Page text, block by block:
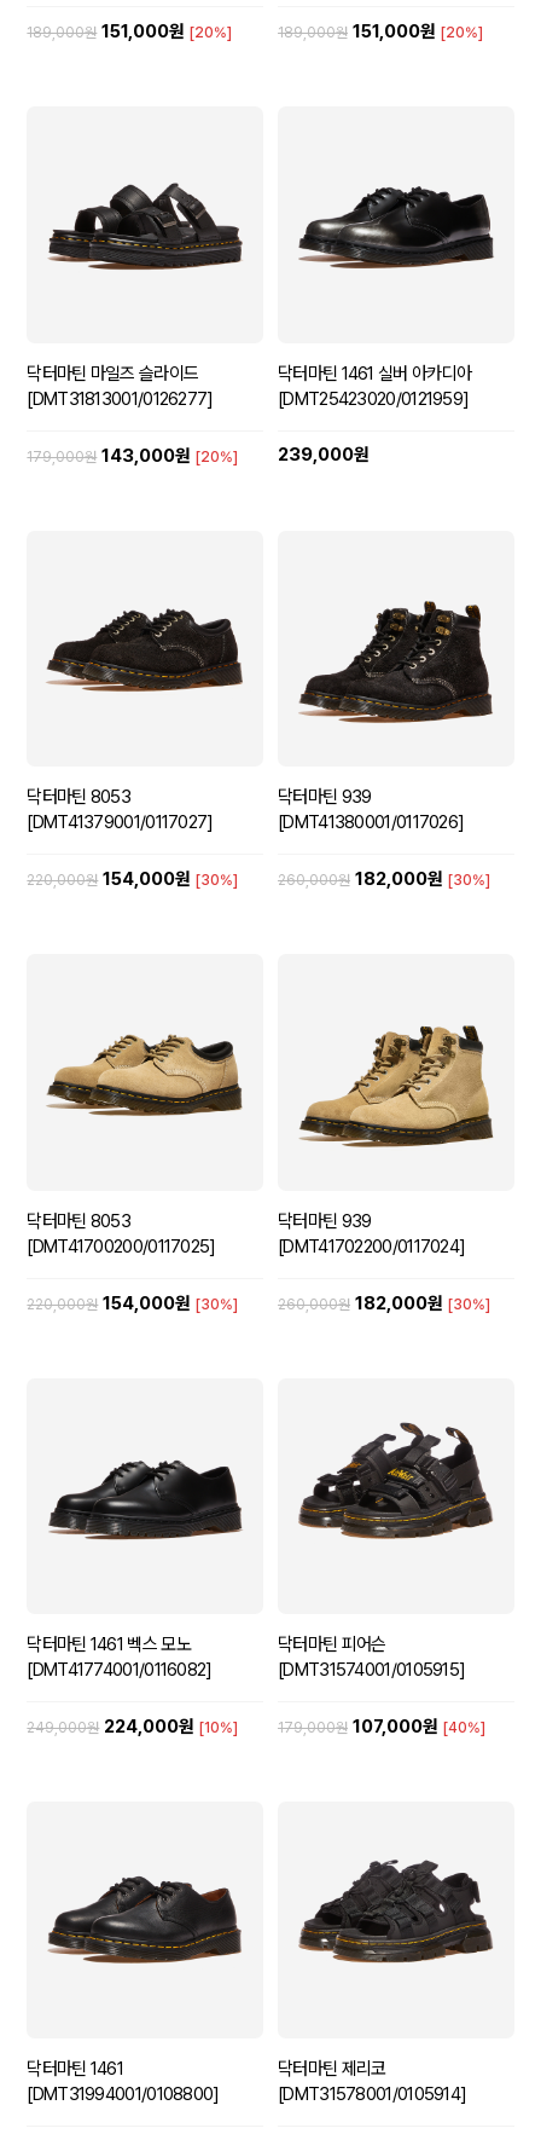
189,000원 151,000원 [20%] 189,000원 151,000원 [20%]
닥터마틴 마일즈 슬라이드
[DMT31813001/0126277]
179,000원 143,000원 [20%]
닥터마틴 1461 실버 아카디아
[DMT25423020/0121959]
239,000원
닥터마틴 8053
[DMT41379001/0117027]
220,000원 154,000원 [30%]
닥터마틴 939
[DMT41380001/0117026]
260,000원 182,000원 [30%]
닥터마틴 8053
[DMT41700200/0117025]
220,000원 154,000원 [30%]
닥터마틴 939
[DMT41702200/0117024]
260,000원 182,000원 [30%]
닥터마틴 1461 벡스 모노
[DMT41774001/0116082]
249,000원 224,000원 [10%]
닥터마틴 피어슨
[DMT31574001/0105915]
179,000원 107,000원 [40%]
닥터마틴 1461
[DMT31994001/0108800]
닥터마틴 제리코
[DMT31578001/0105914]